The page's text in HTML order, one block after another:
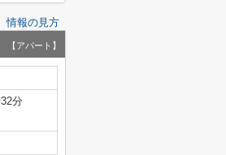
情報の見方
【アパート】
分